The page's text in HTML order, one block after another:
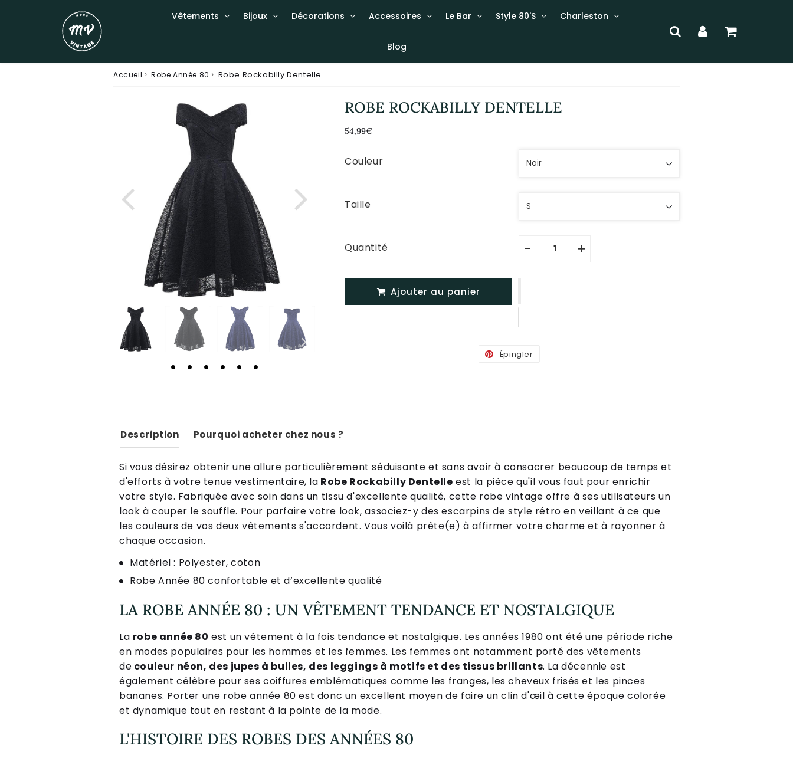
Vêtements Bijoux Décorations Accessoires Le Bar Style 80'S Charleston
Blog
Accueil › Robe Année 80 › Robe Rockabilly Dentelle
ROBE ROCKABILLY DENTELLE
54,99€
Couleur
Taille
Quantité - +
Ajouter au panier
Épingler
Description Pourquoi acheter chez nous ?
Si vous désirez obtenir une allure particulièrement séduisante et sans avoir à consacrer beaucoup de temps et
d'efforts à votre tenue vestimentaire, la Robe Rockabilly Dentelle est la pièce qu'il vous faut pour enrichir
votre style. Fabriquée avec soin dans un tissu d'excellente qualité, cette robe vintage offre à ses utilisateurs un
look à couper le souffle. Pour parfaire votre look, associez-y des escarpins de style rétro en veillant à ce que
les couleurs de vos deux vêtements s'accordent. Vous voilà prête(e) à affirmer votre charme et à rayonner à
chaque occasion.
Matériel : Polyester, coton
Robe Année 80 confortable et d’excellente qualité
LA ROBE ANNÉE 80 : UN VÊTEMENT TENDANCE ET NOSTALGIQUE
La robe année 80 est un vêtement à la fois tendance et nostalgique. Les années 1980 ont été une période riche
en modes populaires pour les hommes et les femmes. Les femmes ont notamment porté des vêtements
de couleur néon, des jupes à bulles, des leggings à motifs et des tissus brillants. La décennie est
également célèbre pour ses coiffures emblématiques comme les franges, les cheveux frisés et les pinces
bananes. Porter une robe année 80 est donc un excellent moyen de faire un clin d'œil à cette époque colorée
et dynamique tout en restant à la pointe de la mode.
L'HISTOIRE DES ROBES DES ANNÉES 80